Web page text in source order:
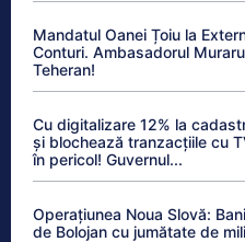
Mandatul Oanei Țoiu la
Conturi. Ambasadorul
Teheran!
Cu digitalizare 12% la
și blochează tranzacțiile cu
în pericol! Guvernul...
Operațiunea Noua Slovă:
de Bolojan cu jumătate de